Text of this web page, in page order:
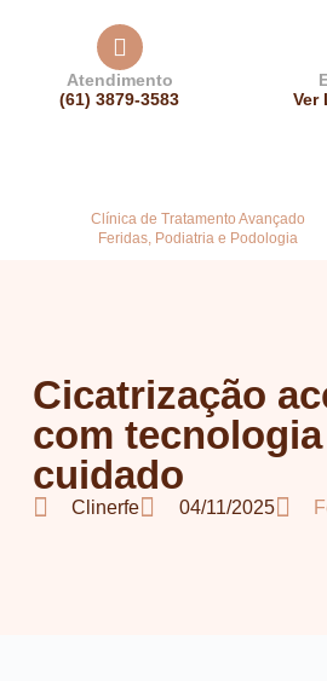
Atendimento
(61) 3879-3583
Ver
Clínica de Tratamento Avançado
Feridas, Podiatria e Podologia
Cicatrização
com
cuidado
Clinerfe 04/11/2025